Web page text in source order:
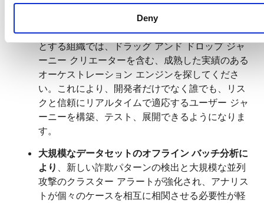
Deny
ョンからのリスク スコアが調和され、データ サ
イロと盲点が排除されるため、不正検出の有効性
が向上します。パワーと使いやすさの両方を必要
とする組織では、ドラッグ アンド ドロップ ジャ
ーニー クリエーターを含む、成熟した実績のある
オーケストレーション エンジンを探してくださ
い。これにより、開発者だけでなく誰でも、リス
クと信頼にリアルタイムで適応するユーザー ジャ
ーニーを構築、テスト、展開できるようになりま
す。
大規模なデータセットのオフライン バッチ分析に
より 、新しい詐欺パターンの検出と大規模な並列
攻撃のクラスター アラートが強化され、アナリス
トが個々のケースを相互に相関させる必要性が軽